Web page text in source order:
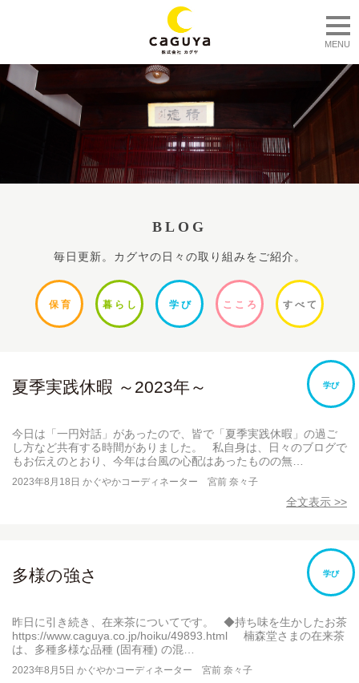
MENU
BLOG
毎日更新。カグヤの日々の取り組みをご紹介。
保 育 暮ら し 学 び ここ ろ すべて
学び
夏季実践休暇 ～2023年～
今日は「一円対話」があったので、皆で「夏季実践休暇」の過ご
し方など共有する時間がありました。 私自身は、日々のブログで
もお伝えのとおり、今年は台風の心配はあったものの無…
2023年8月18日 かぐやかコーディネーター 宮前 奈々子
全文表示 >>
学び
多様の強さ
昨日に引き続き、在来茶についてです。 ◆持ち味を生かしたお茶
https://www.caguya.co.jp/hoiku/49893.html 楠森堂さまの在来茶
は、多種多様な品種 (固有種) の混…
2023年8月5日 かぐやかコーディネーター 宮前 奈々子